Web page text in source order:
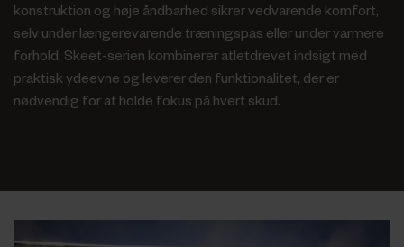
konstruktion og høje åndbarhed sikrer vedvarende komfort,
selv under længerevarende træningspas eller under varmere
forhold. Skeet-serien kombinerer atletdrevet indsigt med
praktisk ydeevne og leverer den funktionalitet, der er
nødvendig for at holde fokus på hvert skud.